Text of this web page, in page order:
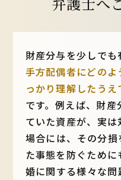
財産分与を少しでも
手方配偶者にどの
っかり理解したう
です。例えば、財
ていた資産が、実
場合には、その分
た事態を防ぐため
婚に関する様々な